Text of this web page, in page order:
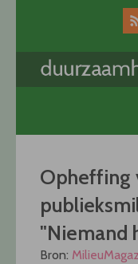
Opheffing
"Niemand
Bron: